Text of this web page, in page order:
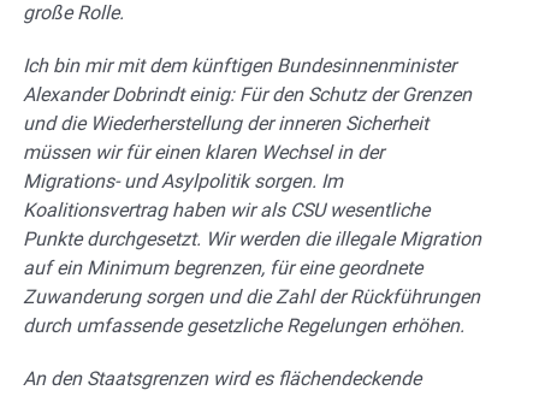
große Rolle.
Ich bin mir mit dem künftigen Bundesinnenminister
Alexander Dobrindt einig: Für den Schutz der Grenzen
und die Wiederherstellung der inneren Sicherheit
müssen wir für einen klaren Wechsel in der
Migrations- und Asylpolitik sorgen. Im
Koalitionsvertrag haben wir als CSU wesentliche
Punkte durchgesetzt. Wir werden die illegale Migration
auf ein Minimum begrenzen, für eine geordnete
Zuwanderung sorgen und die Zahl der Rückführungen
durch umfassende gesetzliche Regelungen erhöhen.
An den Staatsgrenzen wird es flächendeckende